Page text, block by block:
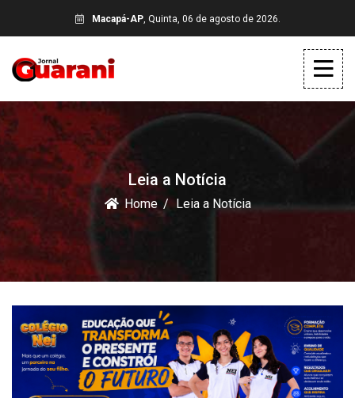
Macapá-AP, Quinta, 06 de agosto de 2026.
Leia a Notícia
Home Leia a Notícia